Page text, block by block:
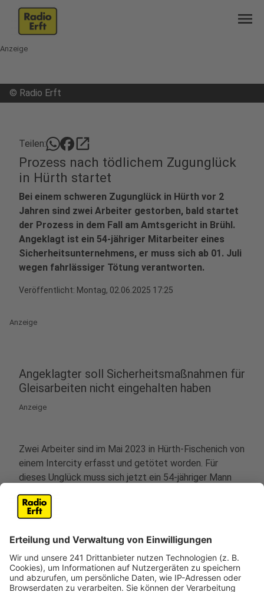
menu
Anzeige
© Radio Erft
Teilen: open_in_new
Prozess nach tödlichem Zugunglück
in Hürth startet
Bei einem schweren Zugunglück in Hürth vor 2
Jahren sind zwei Arbeiter gestorben, bald startet
der Prozess in dem Fall am Amtsgericht in Brühl.
Angeklagt ist ein 54-jähriger Mitarbeiter eines
Sicherheitsunternehmens, er muss sich ab 01. Juli
wegen fahrlässiger Tötung verantworten.
Veröffentlicht: Montag, 02.06.2025 17:25
Anzeige
Angeklagter soll Sicherheitsmaßnahmen für
Gleisarbeiten nicht eingehalten haben
Anzeige
Zwei Arbeiter sind im Mai 2023 in Hürth-Fischenich von
einem Intercity erfasst und getötet worden. Für
dieses Unglück muss sich jetzt ein 54-jähriger Mann
am Brühler Amtsgericht verantworten. Er ist wegen
fahrlässiger Tötung angeklagt, der Prozess startet am
01. Juli.
Der Mann war als Mitarbeiter einer Sicherheitsfirma für
die Sicherung der Baustelle auf der Strecke in Hürth-
Fischenich zuständig. Laut Anklage soll er wesentliche
Punkte eines Sicherungsplans für die Arbeiten auf der